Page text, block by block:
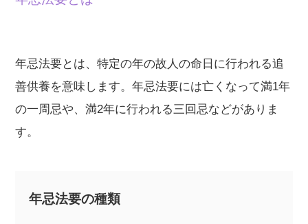
年忌法要とは、特定の年の故人の命日に行われる追
善供養を意味します。年忌法要には亡くなって満1年
の一周忌や、満2年に行われる三回忌などがありま
す。
年忌法要の種類